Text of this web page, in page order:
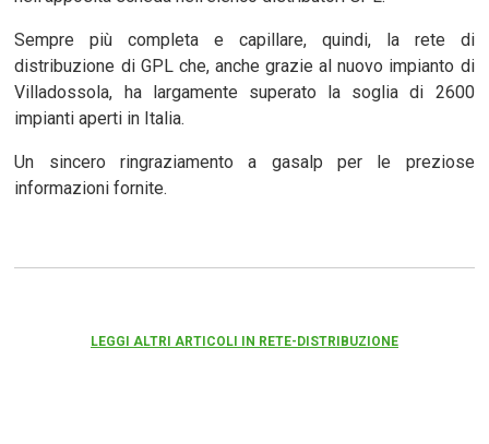
Sempre più completa e capillare, quindi, la rete di
distribuzione di GPL che, anche grazie al nuovo impianto di
Villadossola, ha largamente superato la soglia di 2600
impianti aperti in Italia.
Un sincero ringraziamento a gasalp per le preziose
informazioni fornite.
LEGGI ALTRI ARTICOLI IN RETE-DISTRIBUZIONE